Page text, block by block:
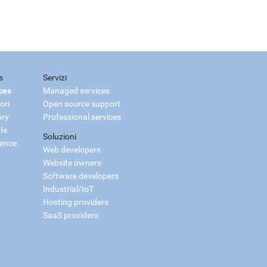
Servizi
Managed services
Open source support
Professional services
Soluzioni
Web developers
Website owners
Software developers
Industrial/IoT
Hosting providers
SaaS providers